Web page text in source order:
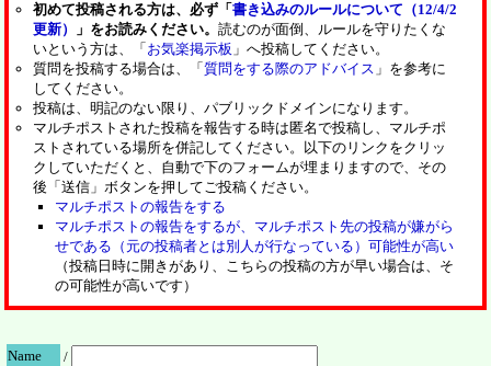
初めて投稿される方は、必ず「 書き込みのルールについて（12/4/2
更新）
」をお読みください。 読むのが面倒、ルールを守りたくな
いという方は、「 お気楽掲示板 」へ投稿してください。
質問を投稿する場合は、「 質問をする際のアドバイス 」を参考に
してください。
投稿は、明記のない限り、パブリックドメインになります。
マルチポストされた投稿を報告する時は匿名で投稿し、マルチポ
ストされている場所を併記してください。以下のリンクをクリッ
クしていただくと、自動で下のフォームが埋まりますので、その
後「送信」ボタンを押してご投稿ください。
マルチポストの報告をする
マルチポストの報告をするが、マルチポスト先の投稿が嫌がら
せである（元の投稿者とは別人が行なっている）可能性が高い
（投稿日時に開きがあり、こちらの投稿の方が早い場合は、そ
の可能性が高いです）
Name
/